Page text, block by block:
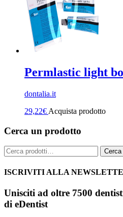
Permlastic light
dontalia.it
29,22€ Acquista prodotto
Cerca un prodotto
Cerca: Cerca
ISCRIVITI ALLA
Unisciti ad oltre 7500
di eDentist